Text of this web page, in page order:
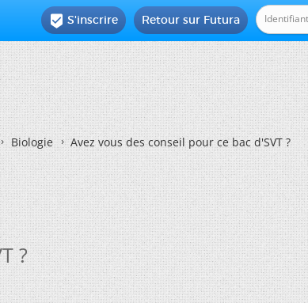
Retour sur Futura
 S'inscrire
Biologie Avez vous des conseil pour ce bac d'SVT ?
?